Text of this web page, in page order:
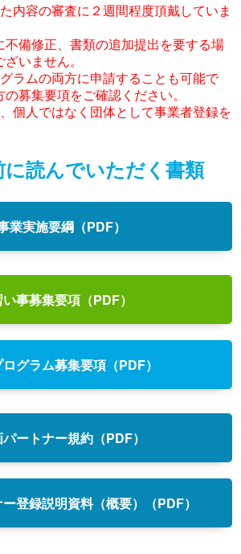
内容の審査に２週間程度頂戴していま
備修正、書類の追加提出を要する場
いません。
ラムの両方に申請することも可能で
募集要項をご確認ください。
個人ではなく団体として事業者登録を
読んでいただく書類
業実施要綱（PDF）
事募集要項（PDF）
グラム募集要項（PDF）
ートナー規約（PDF）
登録説明資料（概要）（PDF）